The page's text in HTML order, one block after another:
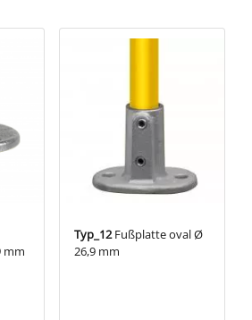
mm
Typ_12Fußplatte oval Ø
26,9 mm